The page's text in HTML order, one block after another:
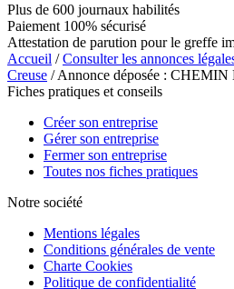
Plus de 600 journaux habilités
Paiement 100% sécurisé
Attestation de parution pour le greffe
Accueil /Consulter les annonces
Creuse / Annonce déposée :
Fiches pratiques et conseils
Créer son entreprise
Gérer son entreprise
Fermer son entreprise
Toutes nos fiches pratiques
Notre société
Mentions légales
Conditions générales de vente
Charte Cookies
Politique de confidentialité